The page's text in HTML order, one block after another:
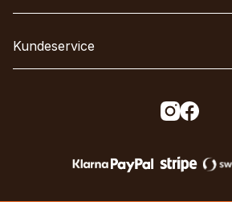
Kundeservice